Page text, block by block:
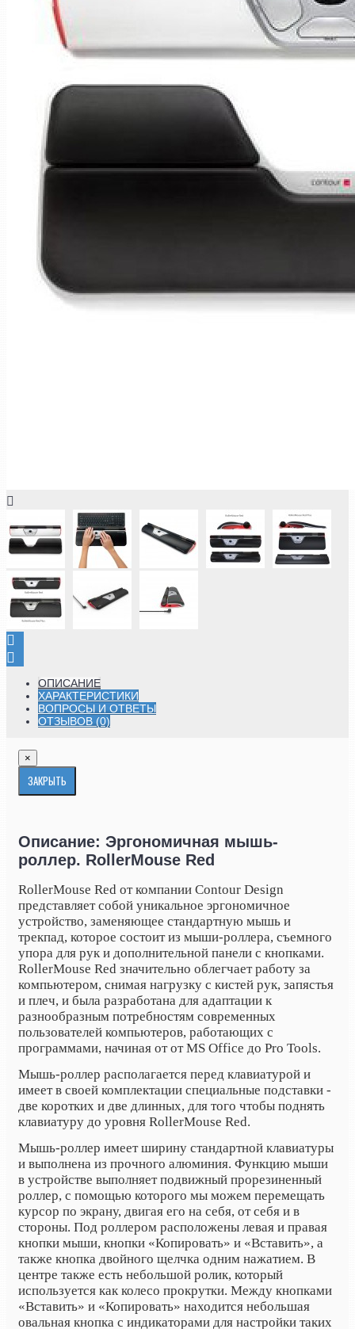
ОПИСАНИЕ
ХАРАКТЕРИСТИКИ
ВОПРОСЫ И ОТВЕТЫ
ОТЗЫВОВ (0)
×
ЗАКРЫТЬ
Описание: Эргономичная мышь-
роллер. RollerMouse Red
RollerMouse Red от компании Contour Design
представляет собой уникальное эргономичное
устройство, заменяющее стандартную мышь и
трекпад, которое состоит из мыши-роллера, съемного
упора для рук и дополнительной панели с кнопками.
RollerMouse Red значительно облегчает работу за
компьютером, снимая нагрузку с кистей рук, запястья
и плеч, и была разработана для адаптации к
разнообразным потребностям современных
пользователей компьютеров, работающих с
программами, начиная от от MS Office до Pro Tools.
Мышь-роллер располагается перед клавиатурой и
имеет в своей комплектации специальные подставки -
две коротких и две длинных, для того чтобы поднять
клавиатуру до уровня RollerMouse Red.
Мышь-роллер имеет ширину стандартной клавиатуры
и выполнена из прочного алюминия. Функцию мыши
в устройстве выполняет подвижный прорезиненный
роллер, с помощью которого мы можем перемещать
курсор по экрану, двигая его на себя, от себя и в
стороны. Под роллером расположены левая и правая
кнопки мыши, кнопки «Копировать» и «Вставить», а
также кнопка двойного щелчка одним нажатием. В
центре также есть небольшой ролик, который
используется как колесо прокрутки. Между кнопками
«Вставить» и «Копировать» находится небольшая
овальная кнопка с индикаторами для настройки таких